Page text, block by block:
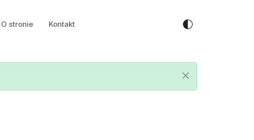
O stronie Kontakt